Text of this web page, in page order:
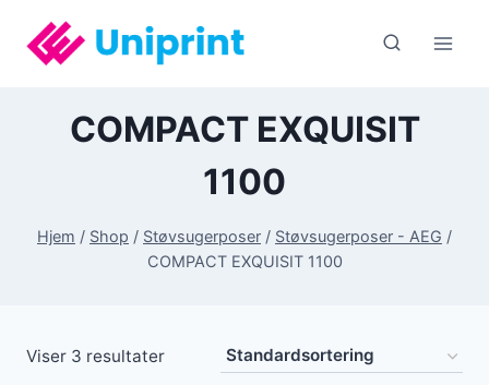
indhold
COMPACT EXQUISIT
1100
Hjem / Shop / Støvsugerposer / Støvsugerposer - AEG /
COMPACT EXQUISIT 1100
Viser 3 resultater